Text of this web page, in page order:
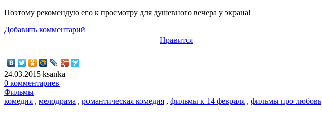
Поэтому рекомендую его к просмотру для душевного вечера у экрана!
Добавить комментарий
Нравится
24.03.2015 ksanka
0 комментариев
Фильмы
комедия , мелодрама , романтическая комедия , фильмы к 14 февраля , фильмы про любовь